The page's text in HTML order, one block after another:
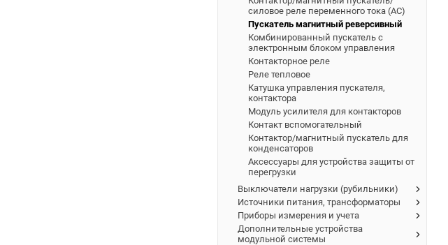
силовое реле переменного тока (АС)
Пускатель магнитный реверсивный
Комбинированный пускатель с
электронным блоком управления
Контакторное реле
Реле тепловое
Катушка управления пускателя,
контактора
Модуль усилителя для контакторов
Контакт вспомогательный
Контактор/магнитный пускатель для
конденсаторов
Аксессуары для устройства защиты от
перегрузки
Выключатели нагрузки (рубильники)
Источники питания, трансформаторы
Приборы измерения и учета
Дополнительные устройства
модульной системы